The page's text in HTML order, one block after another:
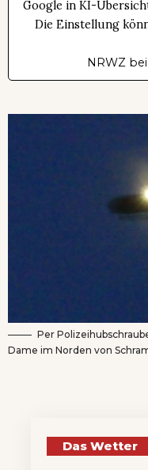
Google in KI-
Die Einstellung
NRWZ
Per
Dame im Norden von
Das Wetter